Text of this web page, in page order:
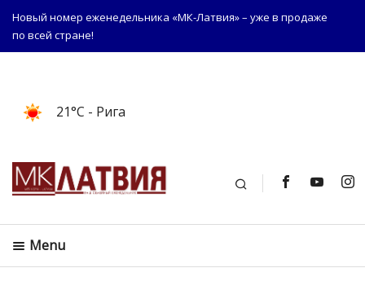
Новый номер еженедельника «МК-Латвия» – уже в продаже
по всей стране!
21°C - Рига
Поиск
Menu